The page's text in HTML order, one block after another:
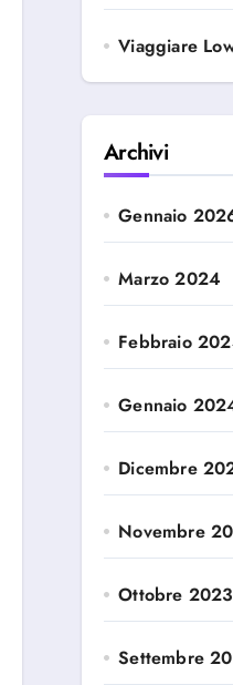
Viaggiare
Archivi
Gennaio
Marzo 2024
Febbraio
Gennaio
Dicembre
Novembre
Ottobre 2023
Settembre